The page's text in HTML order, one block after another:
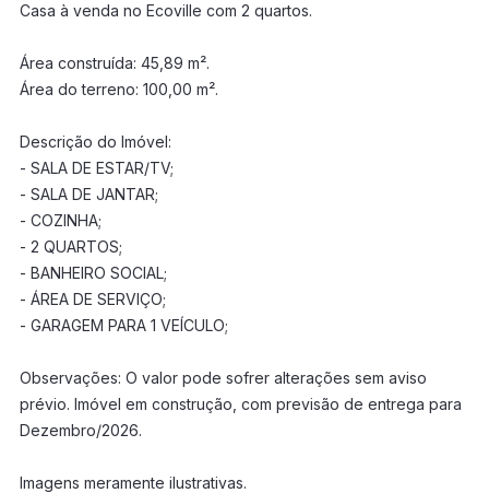
Casa à venda no Ecoville com 2 quartos.
Área construída: 45,89 m².
Área do terreno: 100,00 m².
Descrição do Imóvel:
- SALA DE ESTAR/TV;
- SALA DE JANTAR;
- COZINHA;
- 2 QUARTOS;
- BANHEIRO SOCIAL;
- ÁREA DE SERVIÇO;
- GARAGEM PARA 1 VEÍCULO;
Observações: O valor pode sofrer alterações sem aviso
prévio. Imóvel em construção, com previsão de entrega para
Dezembro/2026.
Imagens meramente ilustrativas.